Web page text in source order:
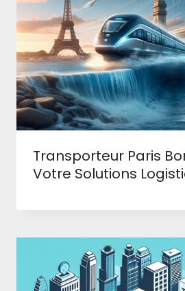
Transporteur Paris
Votre Solutions